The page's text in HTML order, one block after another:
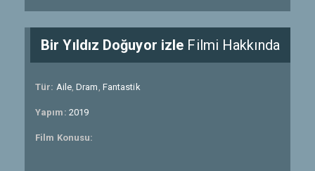
Bir Yıldız Doğuyor izle Filmi Hakkında
Tür: Aile,Dram , Fantastik
Yapım: 2019
Film Konusu: